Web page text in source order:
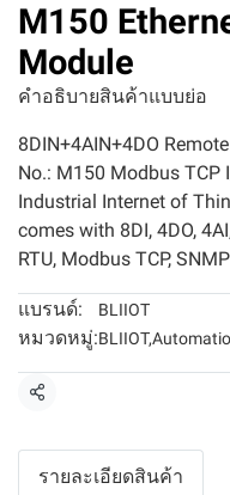
M150
Module
คำอธิบายสินค้าแบบย่อ
8DIN+4AIN+4DO
No.: M150 Modbus
Industrial Internet of
comes with 8DI, 4DO,
RTU, Modbus TCP,
แบรนด์: BLIIOT
หมวดหมู่:BLIIOT,
แชร์
รายละเอียดสินค้า